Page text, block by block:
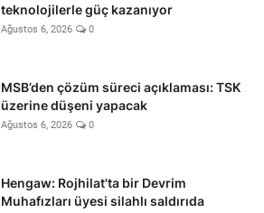
teknolojilerle güç kazanıyor
Ağustos 6, 2026 0
MSB’den çözüm süreci açıklaması: TSK
üzerine düşeni yapacak
Ağustos 6, 2026 0
Hengaw: Rojhilat'ta bir Devrim
Muhafızları üyesi silahlı saldırıda